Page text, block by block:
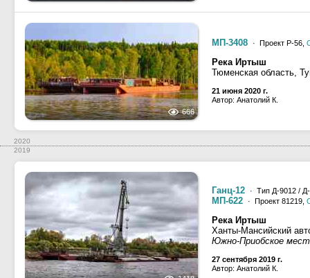
666
МП-3408 · Проект Р-56,
Река Иртыш
Тюменская область,
21 июня 2020 г.
Автор: Анатолий К.
2020
2019
Ганц-12 · Тип Д-9012 /
МП-622 · Проект 81219,
Река Иртыш
Ханты-Мансийский
Южно-Приобское
27 сентября 2019 г.
Автор: Анатолий К.